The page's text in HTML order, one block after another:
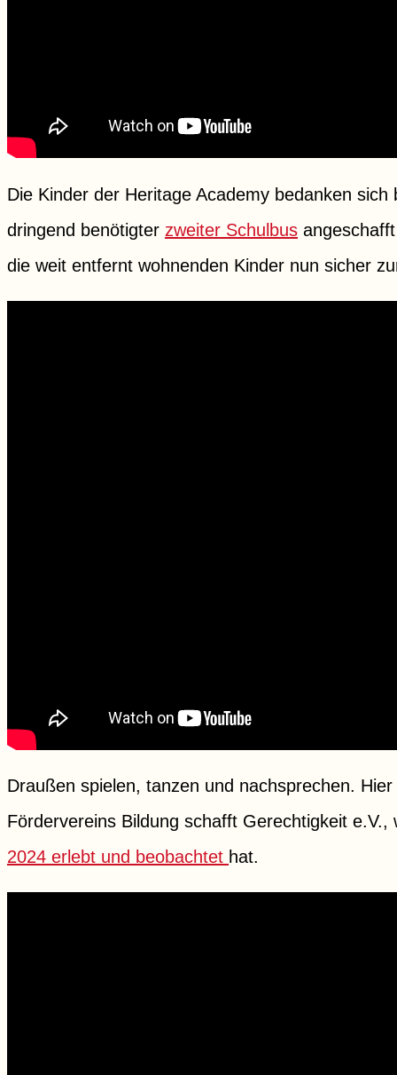
Die Kinder der Heritage Academy bedanken
dringend benötigter zweiter Schulbus
die weit entfernt wohnenden Kinder nun sicher
Draußen spielen, tanzen und nachsprechen.
Fördervereins Bildung schafft Gerechtigkeit
2024 erlebt und beobachtet hat.